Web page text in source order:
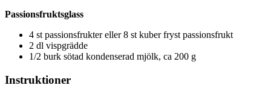
Passionsfruktsglass
4 st passionsfrukter eller 8 st kuber fryst passionsfrukt
2 dl vispgrädde
1/2 burk sötad kondenserad mjölk, ca 200 g
Instruktioner